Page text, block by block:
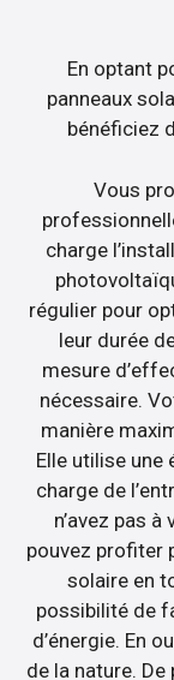
En optant
panneaux
bénéficiez
Vous
charge
régulier pour
leur durée
mesure
nécessaire.
manière
Elle utilise une
charge de
n’avez pas
pouvez profiter
solaire en
possibilité de
d’énergie. En
de la nature.